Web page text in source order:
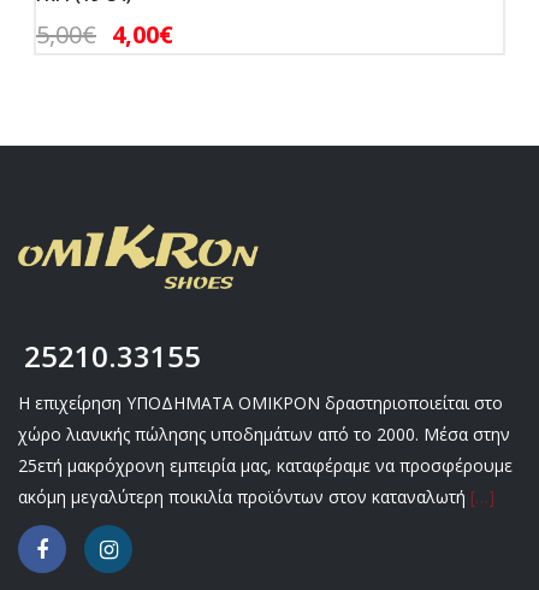
5,00€ 4,00€
25210.33155
Η επιχείρηση ΥΠΟΔΗΜΑΤΑ ΟΜΙΚΡΟΝ δραστηριοποιείται στο
χώρο λιανικής πώλησης υποδημάτων από το 2000. Μέσα στην
25ετή μακρόχρονη εμπειρία μας, καταφέραμε να προσφέρουμε
ακόμη μεγαλύτερη ποικιλία προϊόντων στον καταναλωτή […]